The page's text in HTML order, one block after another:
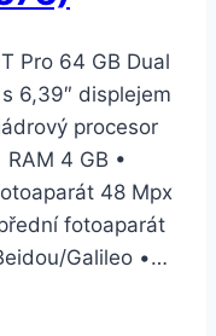
Pro 64 GB Dual
6,39″ displejem
procesor
4 GB •
48 Mpx
fotoaparát
Galileo •…